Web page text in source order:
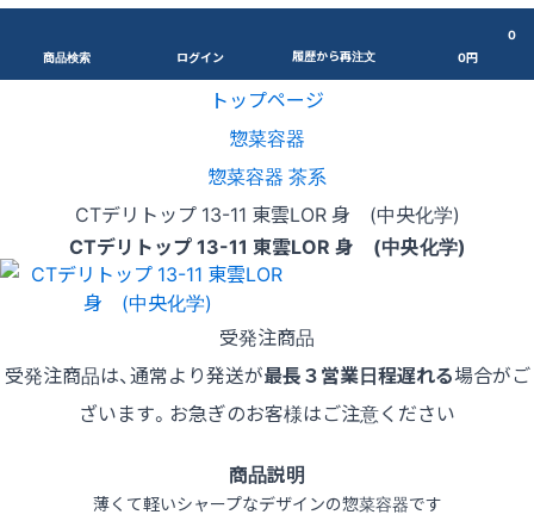
商品検索 ログイン 履歴から再注文
0
0円
トップページ
惣菜容器
惣菜容器 茶系
CTデリトップ 13-11 東雲LOR 身 (中央化学)
CTデリトップ 13-11 東雲LOR 身 (中央化学)
受発注商品
受発注商品は、通常より発送が最長３営業日程遅れる場合がご
ざいます。お急ぎのお客様はご注意ください
商品説明
薄くて軽いシャープなデザインの惣菜容器です